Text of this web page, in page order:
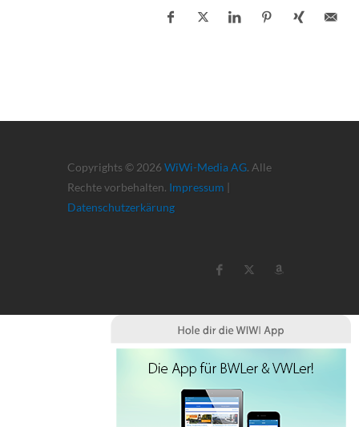
Copyrights © 2026 WiWi-Media AG. Alle
Rechte vorbehalten. Impressum |
Datenschutzerkärung